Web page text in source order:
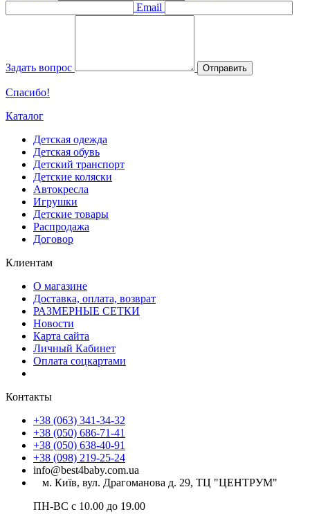
Email
Задать вопрос Отправить
Спасибо!
Каталог
Детская одежда
Детская обувь
Детский транспорт
Детские коляски
Автокресла
Игрушки
Детские товары
Распродажа
Договор
Клиентам
О магазине
Доставка, оплата, возврат
РАЗМЕРНЫЕ СЕТКИ
Новости
Карта сайта
Личный Кабинет
Оплата соцкартами
Контакты
+38 (063) 341-34-32
+38 (050) 686-71-41
+38 (050) 638-40-91
+38 (098) 219-25-24
info@best4baby.com.ua
м. Київ, вул. Драгоманова д. 29, ТЦ "ЦЕНТРУМ"
ПН-ВС с 10.00 до 19.00